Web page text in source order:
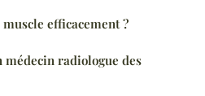
efficacement ?
radiologue des